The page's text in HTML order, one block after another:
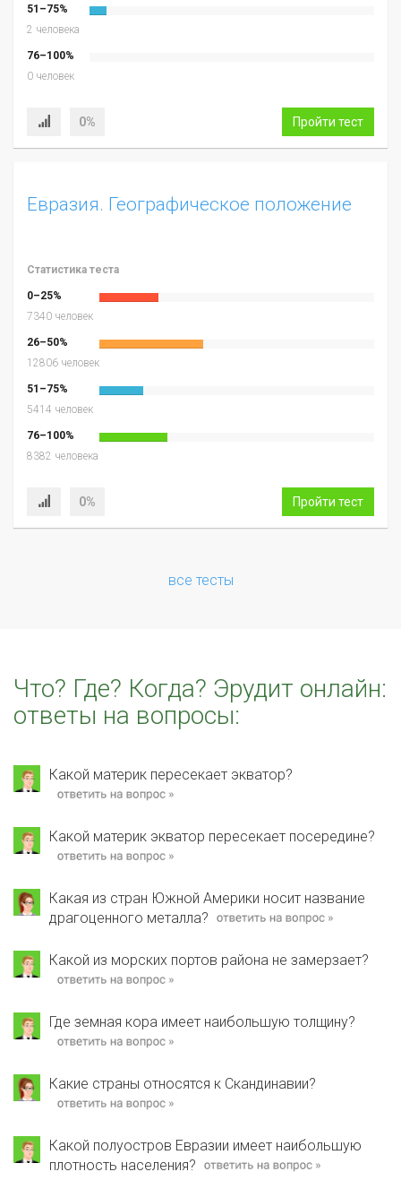
51–75%
2 человека
76–100%
0 человек
0% Пройти тест
Евразия. Географическое положение
Статистика теста
0–25%
7340 человек
26–50%
12806 человек
51–75%
5414 человек
76–100%
8382 человека
0% Пройти тест
все тесты
Что? Где? Когда? Эрудит онлайн:
ответы на вопросы:
Какой материк пересекает экватор?
Какой материк экватор пересекает посередине?
Какая из стран Южной Америки носит название
драгоценного металла?
Какой из морских портов района не замерзает?
Где земная кора имеет наибольшую толщину?
Какие страны относятся к Скандинавии?
Какой полуостров Евразии имеет наибольшую
плотность населения?